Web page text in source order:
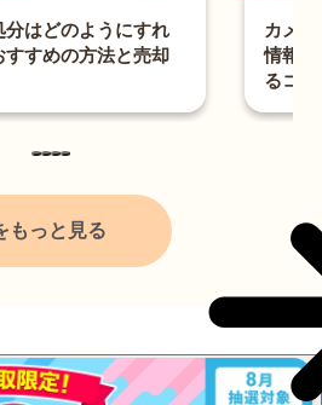
る時の注意点とは？
の予防法と高値で売
カメ
術と
機材
もっと見る